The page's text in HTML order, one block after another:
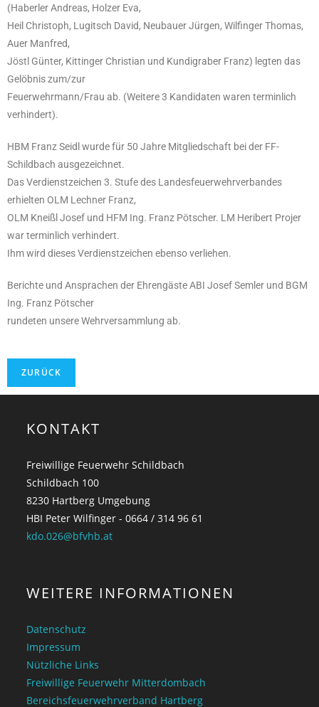
(Haberler Andreas, Holzer Eva,
Heil Christoph, Lugitsch David, Neubauer Jürgen, Wilfinger Thomas,
Auer Manfred,
Jöstl Günter, Kittinger Christian und Kundigraber Franz) legten das
Gelöbnis zum/zur
Feuerwehrmann/Frau ab. (Weitere 3 Kandidaten waren terminlich
verhindert).
HBM Franz Seidl wurde für 50 Jahre Mitgliedschaft bei der FF-
Schildbach ausgezeichnet.
Das Verdienstzeichen 3. Stufe des Landesfeuerwehrverbandes
erhielten OLM Lechner Franz,
OLM Kneißl Josef und HFM Ing. Franz Pötscher. LM Heribert Projer
war terminlich verhindert.
Ihm wird dieses Verdienstzeichen ebenso verliehen.
Berichte und Ansprachen der Ehrengäste ABI Josef Semler und BGM
Ing. Franz Pötscher
rundeten unsere Wehrversammlung ab.
KONTAKT
Freiwillige Feuerwehr Schildbach
Schildbach 100
8230 Hartberg Umgebung
HBI Peter Wilfinger - 0664 / 314 96 61
kdo.026@bfvhb.at
WEITERE INFORMATIONEN
Datenschutz
Impressum
Nützliche Links
Freiwillige Feuerwehr Mitterdombach
Bereichsfeuerwehrverband Hartberg